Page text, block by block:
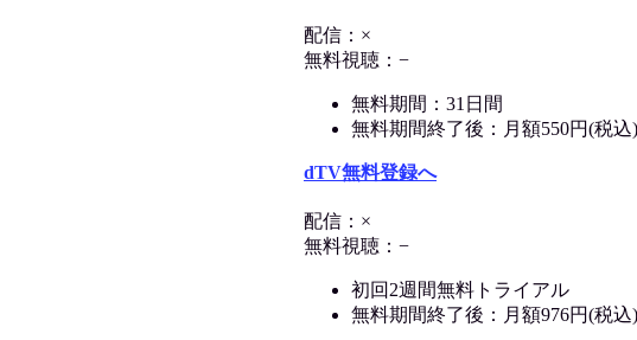
配信：×
無料視聴：−
無料期間：31日間
無料期間終了後：月額550円(税込)
dTV無料登録へ
配信：×
無料視聴：−
初回2週間無料トライアル
無料期間終了後：月額976円(税込)